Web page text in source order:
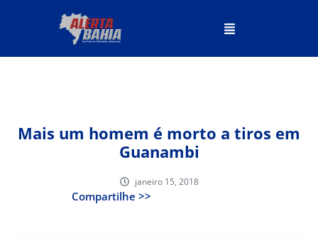
Mais um homem é morto a tiros em
Guanambi
janeiro 15, 2018
Compartilhe >>